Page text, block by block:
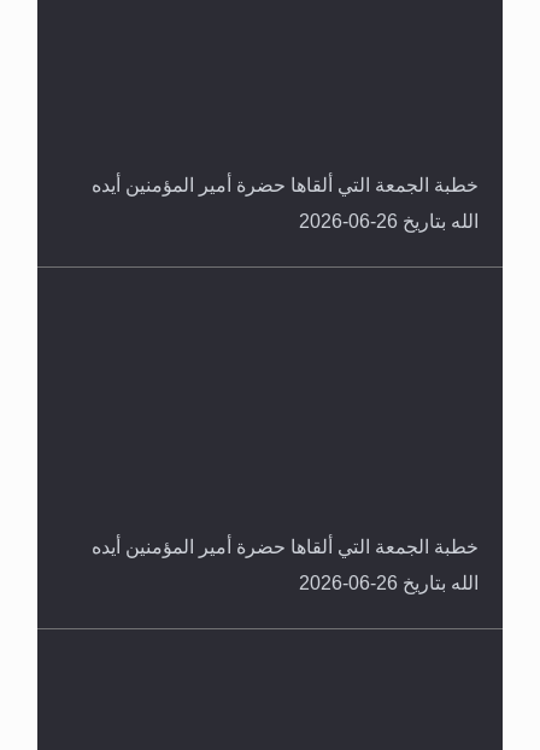
خطبة الجمعة التي ألقاها حضرة أمير المؤمنين أيده
الله بتاريخ 26-06-2026
خطبة الجمعة التي ألقاها حضرة أمير المؤمنين أيده
الله بتاريخ 26-06-2026